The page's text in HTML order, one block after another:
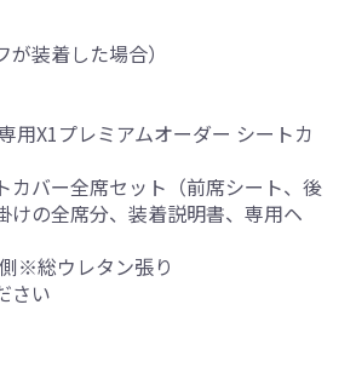
が装着した場合）
用X1プレミアムオーダー シートカ
カバー全席セット（前席シート、後
けの全席分、装着説明書、専用ヘ
※総ウレタン張り
さい